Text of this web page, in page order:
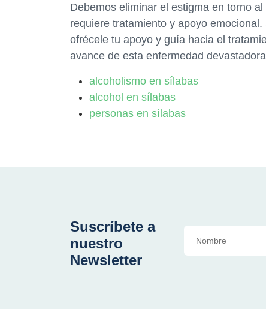
Debemos eliminar el estigma en torno
requiere tratamiento y apoyo
ofrécele tu apoyo y guía hacia el
avance de esta enfermedad
alcoholismo en sílabas
alcohol en sílabas
personas en sílabas
Suscríbete a
nuestro
Newsletter